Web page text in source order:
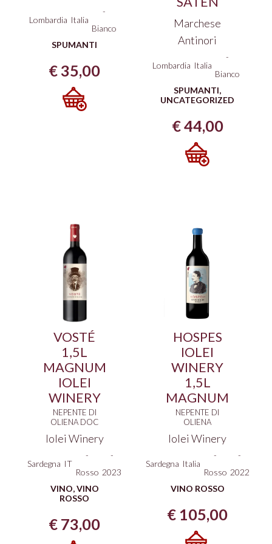
Lombardia Italia
-
Bianco
SPUMANTI
€ 35,00
Marchese
Antinori
Lombardia Italia
-
Bianco
SPUMANTI,
UNCATEGORIZED
€44,00
VOSTÉ
1,5L
MAGNUM
IOLEI
WINERY
NEPENTE DI
OLIENA DOC
Iolei Winery
Sardegna IT
-
Rosso
-
2023
VINO,VINO
ROSSO
€ 73,00
HOSPES
IOLEI
WINERY
1,5L
MAGNUM
NEPENTE DI
OLIENA
Iolei Winery
Sardegna Italia
-
Rosso
-
2022
VINO ROSSO
€ 105,00